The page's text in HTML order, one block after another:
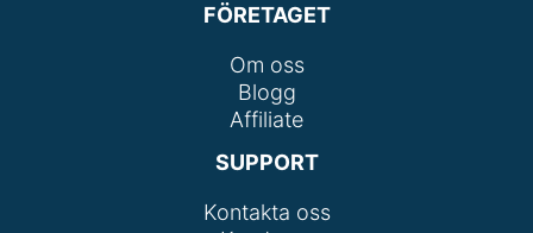
FÖRETAGET
Om oss
Blogg
Affiliate
SUPPORT
Kontakta oss